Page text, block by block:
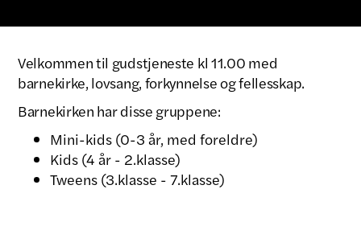
Velkommen til gudstjeneste kl 11.00 med
barnekirke, lovsang, forkynnelse og fellesskap.
Barnekirken har disse gruppene:
Mini-kids (0-3 år, med foreldre)
Kids (4 år - 2.klasse)
Tweens (3.klasse - 7.klasse)